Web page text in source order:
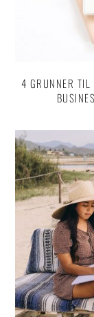
4 GRUNNER TIL